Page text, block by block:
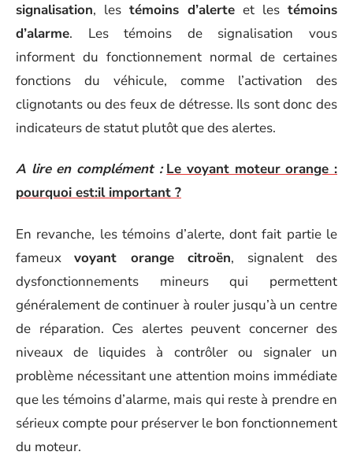
signalisation, les témoins d’alerte et les témoins
d’alarme. Les témoins de signalisation vous
informent du fonctionnement normal de certaines
fonctions du véhicule, comme l’activation des
clignotants ou des feux de détresse. Ils sont donc des
indicateurs de statut plutôt que des alertes.
A lire en complément : Le voyant moteur orange :
pourquoi est:il important ?
En revanche, les témoins d’alerte, dont fait partie le
fameuxvoyant orange citroën, signalent des
dysfonctionnements mineurs qui permettent
généralement de continuer à rouler jusqu’à un centre
de réparation. Ces alertes peuvent concerner des
niveaux de liquides à contrôler ou signaler un
problème nécessitant une attention moins immédiate
que les témoins d’alarme, mais qui reste à prendre en
sérieux compte pour préserver le bon fonctionnement
du moteur.